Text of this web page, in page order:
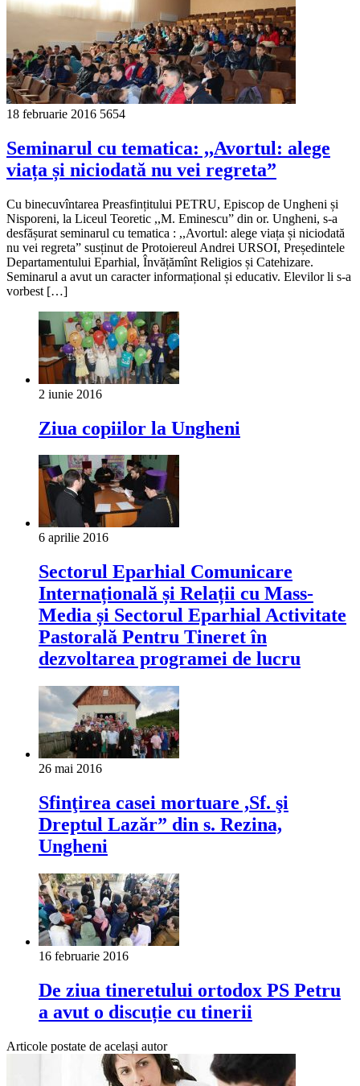
18 februarie 2016 5654
Seminarul cu tematica: ,,Avortul: alege
viața și niciodată nu vei regreta”
Cu binecuvîntarea Preasfințitului PETRU, Episcop de Ungheni și
Nisporeni, la Liceul Teoretic ,,M. Eminescu” din or. Ungheni, s-a
desfășurat seminarul cu tematica : ,,Avortul: alege viața și niciodată
nu vei regreta” susținut de Protoiereul Andrei URSOI, Președintele
Departamentului Eparhial, Învățămînt Religios și Catehizare.
Seminarul a avut un caracter informațional și educativ. Elevilor li s-a
vorbest […]
2 iunie 2016
Ziua copiilor la Ungheni
6 aprilie 2016
Sectorul Eparhial Comunicare
Internațională și Relații cu Mass-
Media și Sectorul Eparhial Activitate
Pastorală Pentru Tineret în
dezvoltarea programei de lucru
26 mai 2016
Sfinţirea casei mortuare ,Sf. şi
Dreptul Lazăr” din s. Rezina,
Ungheni
16 februarie 2016
De ziua tineretului ortodox PS Petru
a avut o discuție cu tinerii
Articole postate de același autor